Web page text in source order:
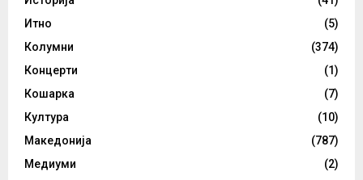
Итно
(5)
Колумни
(374)
Концерти
(1)
Кошарка
(7)
Култура
(10)
Македонија
(787)
Медиуми
(2)